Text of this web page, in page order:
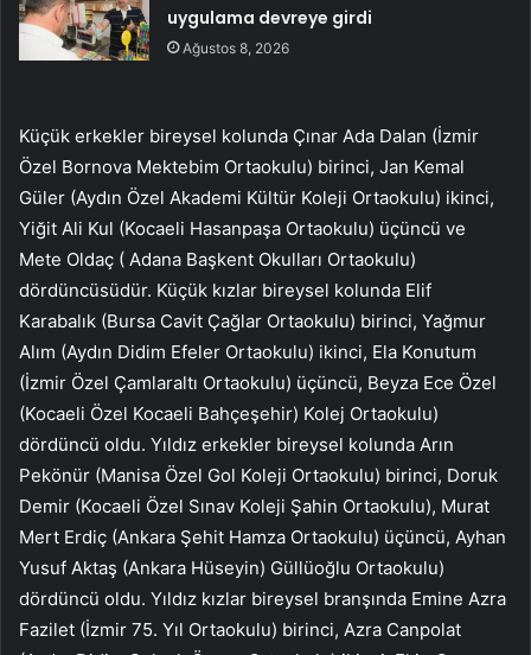
uygulama devreye girdi
Ağustos 8, 2026
Küçük erkekler bireysel kolunda Çınar Ada Dalan (İzmir
Özel Bornova Mektebim Ortaokulu) birinci, Jan Kemal
Güler (Aydın Özel Akademi Kültür Koleji Ortaokulu) ikinci,
Yiğit Ali Kul (Kocaeli Hasanpaşa Ortaokulu) üçüncü ve
Mete Oldaç ( Adana Başkent Okulları Ortaokulu)
dördüncüsüdür. Küçük kızlar bireysel kolunda Elif
Karabalık (Bursa Cavit Çağlar Ortaokulu) birinci, Yağmur
Alım (Aydın Didim Efeler Ortaokulu) ikinci, Ela Konutum
(İzmir Özel Çamlaraltı Ortaokulu) üçüncü, Beyza Ece Özel
(Kocaeli Özel Kocaeli Bahçeşehir) Kolej Ortaokulu)
dördüncü oldu. Yıldız erkekler bireysel kolunda Arın
Pekönür (Manisa Özel Gol Koleji Ortaokulu) birinci, Doruk
Demir (Kocaeli Özel Sınav Koleji Şahin Ortaokulu), Murat
Mert Erdiç (Ankara Şehit Hamza Ortaokulu) üçüncü, Ayhan
Yusuf Aktaş (Ankara Hüseyin) Güllüoğlu Ortaokulu)
dördüncü oldu. Yıldız kızlar bireysel branşında Emine Azra
Fazilet (İzmir 75. Yıl Ortaokulu) birinci, Azra Canpolat